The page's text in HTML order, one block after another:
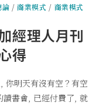
論 /商業模式 / 商業模式
經理人月刊
得
明天有沒有空？有空
讀書會, 已經付費了, 就